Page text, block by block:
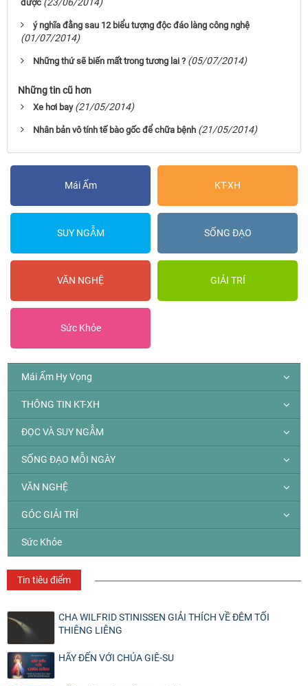
được (23/06/2014)
ý nghĩa đằng sau 12 biểu tượng độc đáo làng công nghệ
(01/07/2014)
Những thứ sẽ biến mất trong tương lai ? (05/07/2014)
Những tin cũ hơn
Xe hơi bay (21/05/2014)
Nhân bản vô tính tế bào gốc để chữa bệnh (21/05/2014)
Mái Ấm KT-XH
SUY NGẪM SỐNG ĐẠO
VĂN NGHỆ GIẢI TRÍ
Sức Khỏe
Mái Ấm Hy Vọng
THÔNG TIN KT-XH
ĐỌC VÀ SUY NGẪM
SỐNG ĐẠO MỖI NGÀY
VĂN NGHỆ
GÓC GIẢI TRÍ
Sức Khỏe
Tin tiêu điểm
CHA WILFRID STINISSEN GIẢI THÍCH VỀ ĐÊM TỐI
THIÊNG LIÊNG
HÃY ĐẾN VỚI CHÚA GIÊ-SU